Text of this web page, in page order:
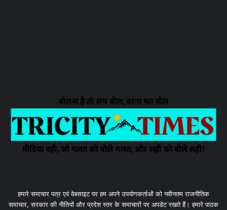
हमारे समाचार पत्र एवं वेबसाइट पर हम अपने उपयोगकर्ताओं को नवीनतम राजनीतिक
समाचार, सरकार की नीतियों और प्रदेश स्तर के समाचारों पर अपडेट रखते हैं। हमारे पाठक